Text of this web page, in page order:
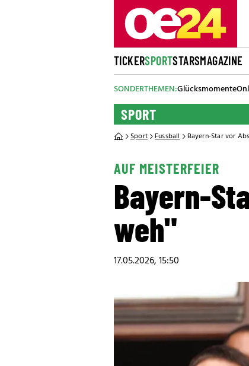
TICKERSPORTSTARSMAGAZINE
SONDERTHEMEN:Glücksmomente
SPORT
Sport Fussball Bayern-Star vor
AUF MEISTERFEIER
Bayern-
weh"
17.05.2026, 15:50